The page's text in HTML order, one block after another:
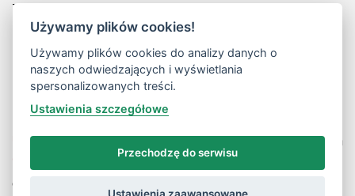
Tel. i faks: 558 711 582
© ZWROT
Używamy plików cookies!
Używamy plików cookies do analizy danych o
naszych odwiedzających i wyświetlania
spersonalizowanych treści.
Ustawienia szczegółowe
Przechodzę do serwisu